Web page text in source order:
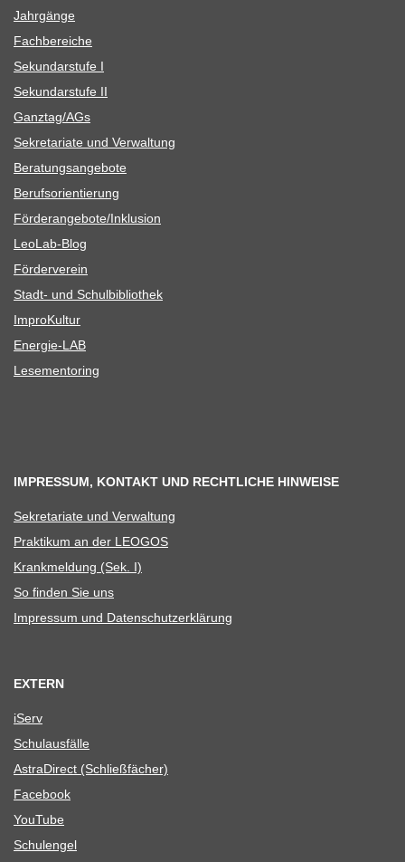
Jahr­gänge
Fach­be­rei­che
Sekun­dar­stufe I
Sekun­dar­stufe II
Ganztag/​​AGs
Sekre­ta­riate und Verwaltung
Bera­tungs­an­ge­bote
Berufs­ori­en­tie­rung
Förderangebote/​​Inklusion
Leo­Lab-Blog
För­der­ver­ein
Stadt- und Schulbibliothek
Impro­Kul­tur
Ener­­gie-LAB
Lese­men­to­ring
IMPRESSUM, KONTAKT UND RECHTLICHE HINWEISE
Sekre­ta­riate und Verwaltung
Prak­ti­kum an der LEOGOS
Krank­mel­dung (Sek. I)
So fin­den Sie uns
Impres­sum und Datenschutzerklärung
EXTERN
iServ
Schul­aus­fälle
Astra­Di­rect (Schließ­fä­cher)
Face­book
You­Tube
Schul­en­gel